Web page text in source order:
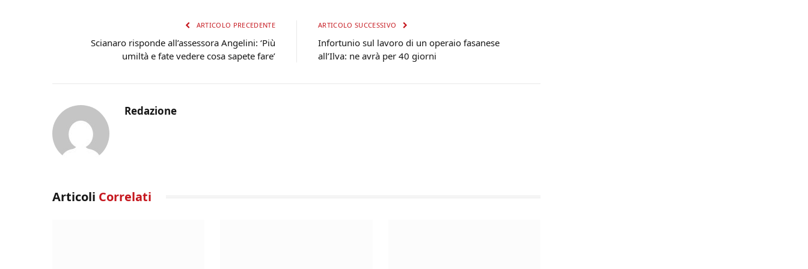
ARTICOLO PRECEDENTE
Scianaro risponde all’assessora Angelini: ‘Più
umiltà e fate vedere cosa sapete fare’
ARTICOLO SUCCESSIVO
Infortunio sul lavoro di un operaio fasanese
all’Ilva: ne avrà per 40 giorni
Redazione
Articoli Correlati